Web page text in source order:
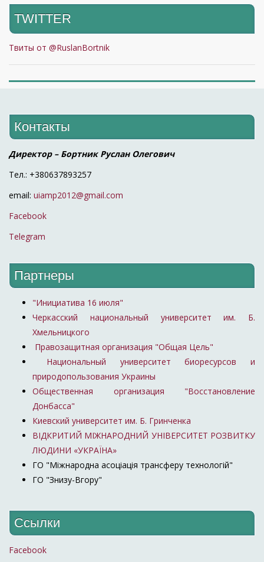
TWITTER
Твиты от @RuslanBortnik
Контакты
Директор – Бортник Руслан Олегович
Тел.: +380637893257
email: uiamp2012@gmail.com
Facebook
Telegram
Партнеры
"Инициатива 16 июля"
Черкасский национальный университет им. Б.
Хмельницкого
Правозащитная организация "Общая Цель"
Национальный университет биоресурсов и
природопользования Украины
Общественная организация "Восстановление
Донбасса"
Киевский университет им. Б. Гринченка
ВІДКРИТИЙ МІЖНАРОДНИЙ УНІВЕРСИТЕТ РОЗВИТКУ
ЛЮДИНИ «УКРАЇНА»
ГО "Міжнародна асоціація трансферу технологій"
ГО "Знизу-Вгору"
Ссылки
Facebook